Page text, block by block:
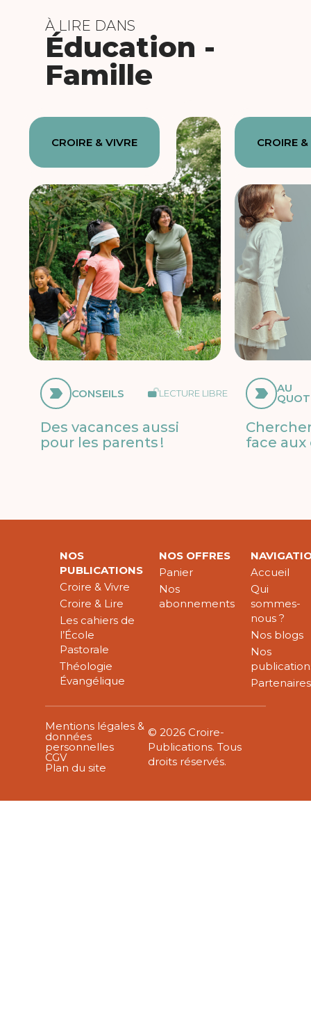
À LIRE DANS
Éducation -
Famille
CROIRE & VIVRE
CONSEILS LECTURE LIBRE
Des vacances aussi
pour les parents !
CROIRE
AU
face aux
NOS
PUBLICATIONS
Croire & Vivre
Croire & Lire
Les cahiers de
l’École
Pastorale
Théologie
Évangélique
NOS OFFRES
Panier
Nos
abonnements
Accueil
Qui
sommes-
nous ?
Nos blogs
Nos
Partenaires
Mentions légales &
données
personnelles
CGV
Plan du site
© 2026 Croire-
Publications. Tous
droits réservés.